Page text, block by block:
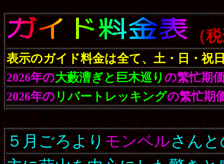
（
表示のガイド料金は全て、土・日・祝
2026年の大藪漕ぎと巨木巡りの繁忙期
2026年のリバートレッキングの繁忙期
５月ごろよりモンベルさんと